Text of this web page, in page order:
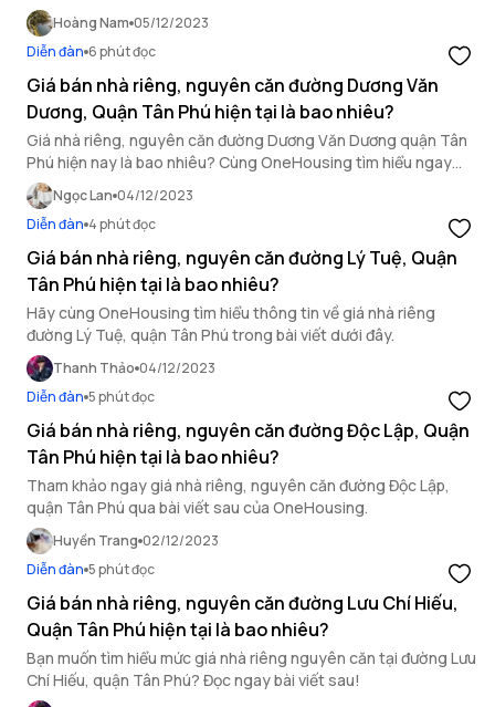
Tân Phú để có quyết định đúng đắn cho nhu cầu mua nhà của
bạn.
Hoàng Nam 05/12/2023
Diễn đàn 6 phút đọc
Giá bán nhà riêng, nguyên căn đường Dương Văn
Dương, Quận Tân Phú hiện tại là bao nhiêu?
Giá nhà riêng, nguyên căn đường Dương Văn Dương quận Tân
Phú hiện nay là bao nhiêu? Cùng OneHousing tìm hiểu ngay
trong bài viết này.
Ngọc Lan 04/12/2023
Diễn đàn 4 phút đọc
Giá bán nhà riêng, nguyên căn đường Lý Tuệ, Quận
Tân Phú hiện tại là bao nhiêu?
Hãy cùng OneHousing tìm hiểu thông tin về giá nhà riêng
đường Lý Tuệ, quận Tân Phú trong bài viết dưới đây.
Thanh Thảo 04/12/2023
Diễn đàn 5 phút đọc
Giá bán nhà riêng, nguyên căn đường Độc Lập, Quận
Tân Phú hiện tại là bao nhiêu?
Tham khảo ngay giá nhà riêng, nguyên căn đường Độc Lập,
quận Tân Phú qua bài viết sau của OneHousing.
Huyền Trang 02/12/2023
Diễn đàn 5 phút đọc
Giá bán nhà riêng, nguyên căn đường Lưu Chí Hiếu,
Quận Tân Phú hiện tại là bao nhiêu?
Bạn muốn tìm hiểu mức giá nhà riêng nguyên căn tại đường Lưu
Chí Hiếu, quận Tân Phú? Đọc ngay bài viết sau!